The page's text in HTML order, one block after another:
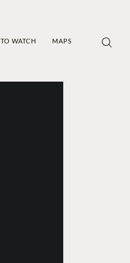
TO WATCH MAPS